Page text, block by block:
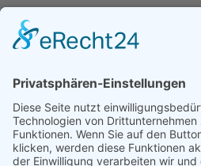
Die erhobenen Kundendaten werden
oder Beendigung der
bestehenden gesetzlichen
Daten­übermittlung bei
digitale Inhalte
Wir übermitteln personenbezogene
dies im Rahmen der
mit der Zahlungsabwicklung